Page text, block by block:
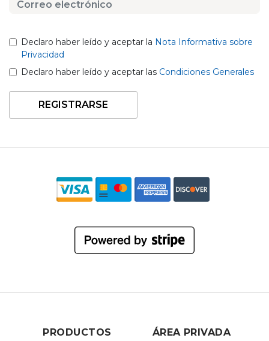
Declaro haber leído y aceptar la Nota Informativa sobre
Privacidad
Declaro haber leído y aceptar las Condiciones Generales
REGISTRARSE
PRODUCTOS ÁREA PRIVADA